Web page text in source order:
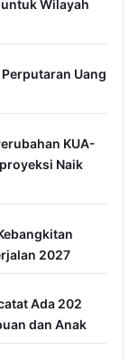
Wilayah
Uang
KUA-
Naik
2027
Ada 202
dan Anak